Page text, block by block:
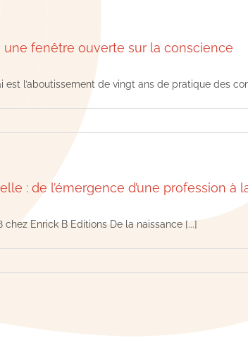
fenêtre ouverte sur la conscience
est l’aboutissement de vingt ans de pratique des
: de l’émergence d’une profession à
Enrick B Editions De la naissance [...]